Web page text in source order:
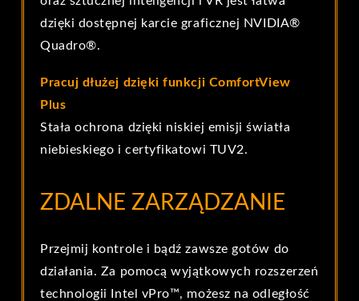
dzięki dostępnej karcie graficznej NVIDIA®
Quadro®.
Pracuj dłużej dzięki funkcji ComfortView
Plus
Stała ochrona dzięki niskiej emisji światła
niebieskiego i certyfikatowi TUV2.
ZDALNE ZARZĄDZANIE
Przejmij kontrole i bądź zawsze gotów do
działania. Za pomocą wyjątkowych rozszerzeń
technologii Intel vPro™, możesz na odległość